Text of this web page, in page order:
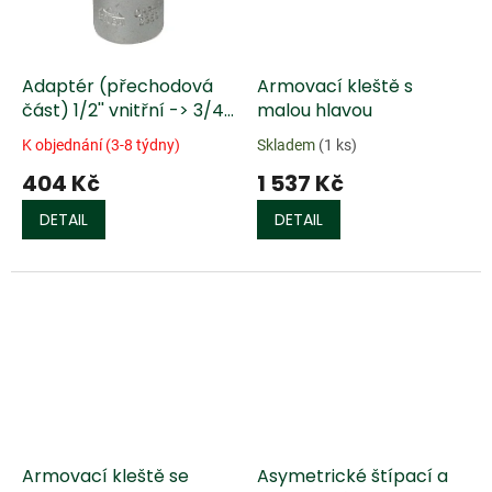
Adaptér (přechodová
část) 1/2'' vnitřní -> 3/4''
vnější
K objednání (3-8 týdny)
404 Kč
DETAIL
Armovací kleště s
malou hlavou
Skladem (1 ks)
1 537 Kč
DETAIL
Armovací kleště se
Asymetrické štípací a